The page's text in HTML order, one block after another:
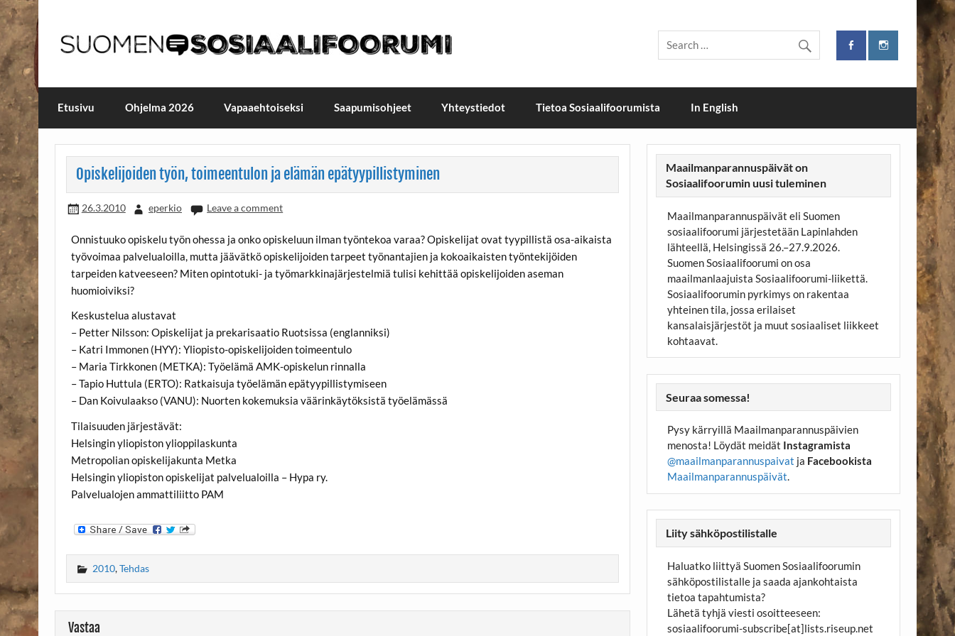
Skip
to
content
Maailmanparannuspäivät / Suomen Sosiaalifoorumi
Maailmanparannuspäivät Lapinlahden Lähteellä, Helsingissä 26.–27.9.2026
Etusivu Ohjelma 2026 Vapaaehtoiseksi Saapumisohjeet Yhteystiedot Tietoa Sosiaalifoorumista In English
Opiskelijoiden työn, toimeentulon ja elämän epätyypillistyminen
26.3.2010 eperkio Leave a comment
Onnistuuko opiskelu työn ohessa ja onko opiskeluun ilman työntekoa varaa? Opiskelijat ovat tyypillistä osa-aikaista
työvoimaa palvelualoilla, mutta jäävätkö opiskelijoiden tarpeet työnantajien ja kokoaikaisten työntekijöiden
tarpeiden katveeseen? Miten opintotuki- ja työmarkkinajärjestelmiä tulisi kehittää opiskelijoiden aseman
huomioiviksi?
Keskustelua alustavat
– Petter Nilsson: Opiskelijat ja prekarisaatio Ruotsissa (englanniksi)
– Katri Immonen (HYY): Yliopisto-opiskelijoiden toimeentulo
– Maria Tirkkonen (METKA): Työelämä AMK-opiskelun rinnalla
– Tapio Huttula (ERTO): Ratkaisuja työelämän epätyypillistymiseen
– Dan Koivulaakso (VANU): Nuorten kokemuksia väärinkäytöksistä työelämässä
Tilaisuuden järjestävät:
Helsingin yliopiston ylioppilaskunta
Metropolian opiskelijakunta Metka
Helsingin yliopiston opiskelijat palvelualoilla – Hypa ry.
Palvelualojen ammattiliitto PAM
2010,Tehdas
Vastaa
Maailmanparannuspäivät on
Sosiaalifoorumin uusi tuleminen
Maailmanparannuspäivät eli Suomen
sosiaalifoorumi järjestetään Lapinlahden
lähteellä, Helsingissä 26.–27.9.2026.
Suomen Sosiaalifoorumi on osa
maailmanlaajuista Sosiaalifoorumi-liikettä.
Sosiaalifoorumin pyrkimys on rakentaa
yhteinen tila, jossa erilaiset
kansalaisjärjestöt ja muut sosiaaliset liikkeet
kohtaavat.
Seuraa somessa!
Pysy kärryillä Maailmanparannuspäivien
menosta! Löydät meidät Instagramista
@maailmanparannuspaivat ja Facebookista
Maailmanparannuspäivät.
Liity sähköpostilistalle
Haluatko liittyä Suomen Sosiaalifoorumin
sähköpostilistalle ja saada ajankohtaista
tietoa tapahtumista?
Lähetä tyhjä viesti osoitteeseen:
sosiaalifoorumi-subscribe[at]lists.riseup.net